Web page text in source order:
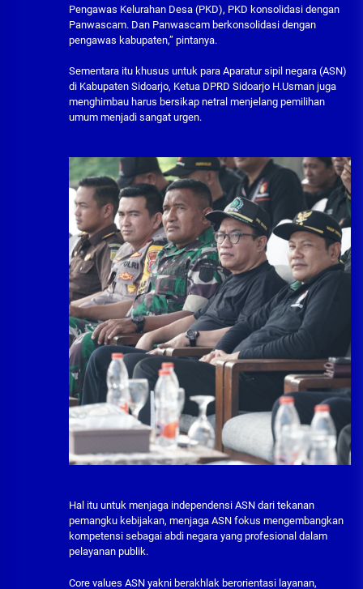
Pengawas Kelurahan Desa (PKD), PKD konsolidasi dengan
Panwascam. Dan Panwascam berkonsolidasi dengan
pengawas kabupaten,” pintanya.
Sementara itu khusus untuk para Aparatur sipil negara (ASN)
di Kabupaten Sidoarjo, Ketua DPRD Sidoarjo H.Usman juga
menghimbau harus bersikap netral menjelang pemilihan
umum menjadi sangat urgen.
Hal itu untuk menjaga independensi ASN dari tekanan
pemangku kebijakan, menjaga ASN fokus mengembangkan
kompetensi sebagai abdi negara yang profesional dalam
pelayanan publik.
Core values ASN yakni berakhlak berorientasi layanan,